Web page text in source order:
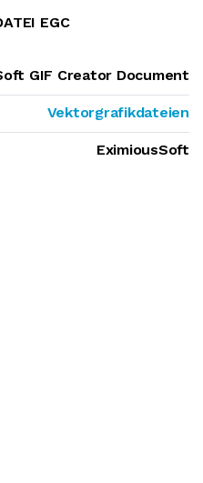
EGC
GIF Creator Document
Vektorgrafikdateien
EximiousSoft